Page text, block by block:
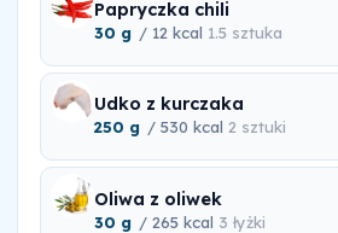
Papryczka chili
30 g / 12 kcal 1.5 sztuka
Udko z kurczaka
250 g / 530 kcal 2 sztuki
Oliwa z oliwek
30 g / 265 kcal 3 łyżki